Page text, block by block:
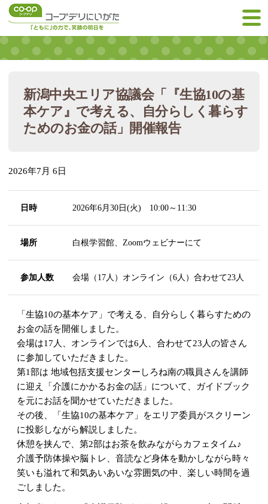
新潟中央エリア協議会「『生協10の基
本ケア』で考える、自分らしく暮らす
ためのお金の話」開催報告
2026年7月 6日
日時 2026年6月30日(火) 10:00～11:30
場所 白根学習館、Zoomウェビナーにて
参加人数 会場（17人）オンライン（6人）合わせて23人
「生協10の基本ケア」で考える、自分らしく暮らすための
お金の話を開催しました。
会場は17人、オンラインでは6人、合わせて23人の皆さん
に参加していただきました。
第1部は 地域包括支援センターしろね南の職員さんを講師
に迎え「介護にかかるお金の話」について、ガイドブック
を元にお話を聞かせていただきました。
その後、「生協10の基本ケア」をエリア委員がスクリーン
に投影しながら解説しました。
休憩を挟んで、第2部はお茶を飲みながらカフェタイム♪
介護予防体操や脳トレ、音読など身体を動かしながら時々
笑いも溢れて和気あいあいな雰囲気の中、楽しい時間を過
ごしました。